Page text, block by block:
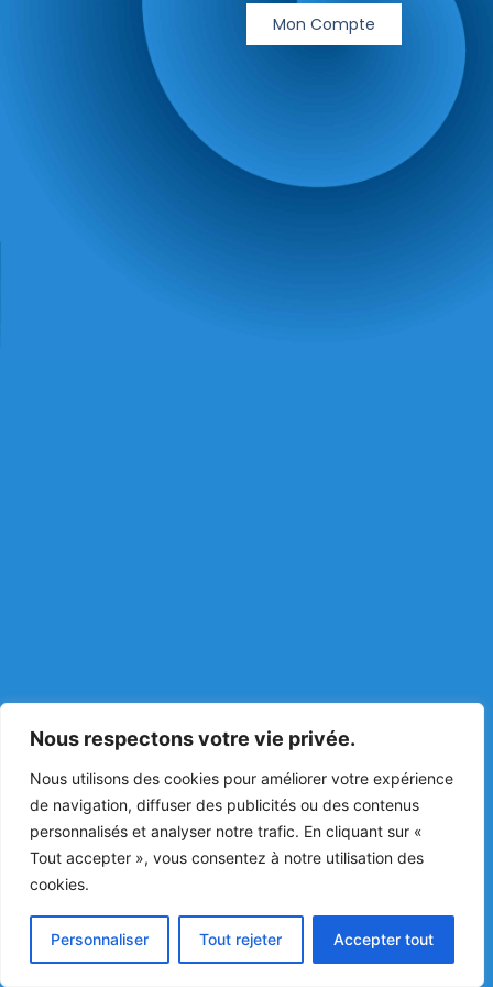
Nous respectons votre vie privée.
Nous utilisons des cookies pour améliorer votre expérience
de navigation, diffuser des publicités ou des contenus
personnalisés et analyser notre trafic. En cliquant sur «
Tout accepter », vous consentez à notre utilisation des
cookies.
Personnaliser Tout rejeter Accepter tout
Mon Compte